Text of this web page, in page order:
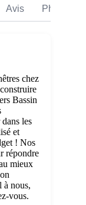
Avis Photos
chez
Bassin
les
et
! Nos
répondre
mieux
à nous,
vous.